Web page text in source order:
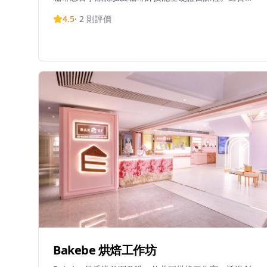
員。在舒適的工作室環境中親手製作咖啡，探索精品咖
4.5· 2 則評價
Bakebe 烘焙工作坊